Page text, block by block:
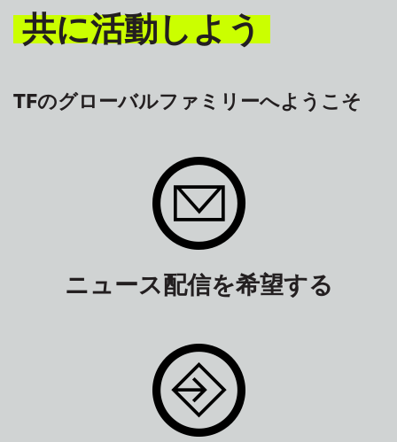
共に活動しよう
TFのグローバルファミリーへようこそ
ニュース配信を希望する